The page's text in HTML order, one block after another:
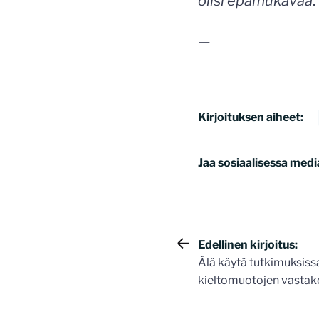
—
Kirjoituksen aiheet:
Jaa sosiaalisessa
Artikkelien
selaus
Edellinen kirjoitus:
Älä käytä
kieltomuotojen